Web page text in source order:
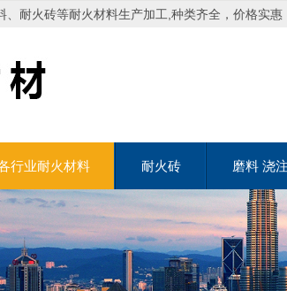
耐火砖等耐火材料生产加工,种类齐全，价格实惠
行业耐火材料 耐火砖 磨料 浇